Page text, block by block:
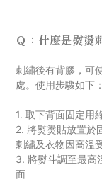
Ｑ：什麼是熨燙
刺繡後有背膠，可
處。使用步驟如下：
1. 取下背面固定用
2. 將熨燙貼放置於
刺繡及衣物因高溫
3. 將熨斗調至最高
面